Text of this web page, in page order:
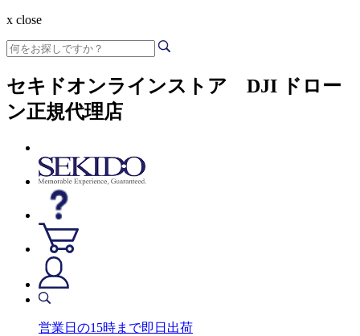
x close
セキドオンラインストア DJI ドロー
ン正規代理店
営業日の15時まで即日出荷